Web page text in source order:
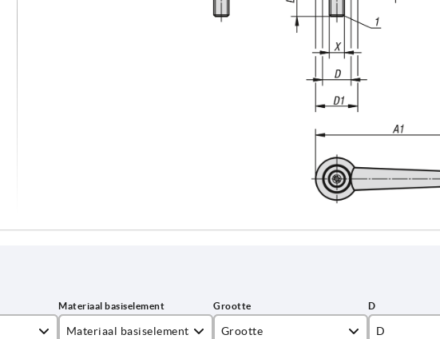
Materiaal basiselement Grootte D